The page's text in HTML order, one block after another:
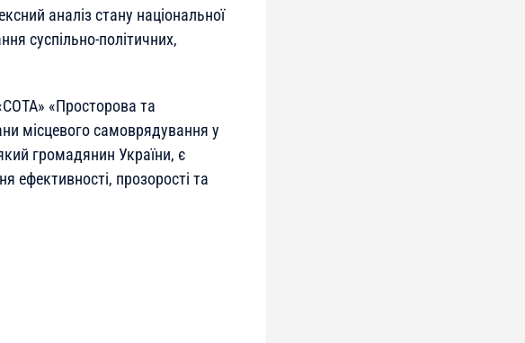
аналіз стану національної
суспільно-політичних,
«Просторова та
місцевого самоврядування у
громадянин України, є
ефективності, прозорості та